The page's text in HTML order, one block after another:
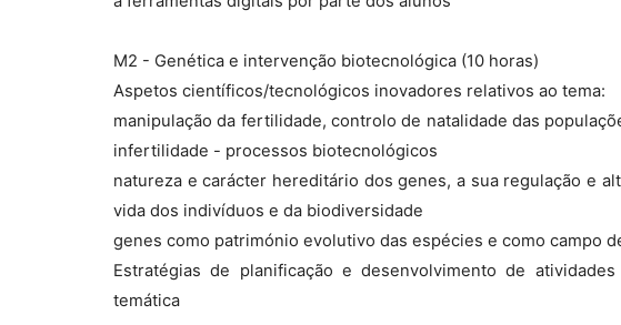
M2 - Genética e intervenção biotecnológica (10 horas)
Aspetos científicos/tecnológicos inovadores relativos ao tema:
manipulação da fertilidade, controlo de natalidade das
infertilidade - processos biotecnológicos
natureza e carácter hereditário dos genes, a sua regulação e
vida dos indivíduos e da biodiversidade
genes como património evolutivo das espécies e como campo
Estratégias de planificação e desenvolvimento de
temática